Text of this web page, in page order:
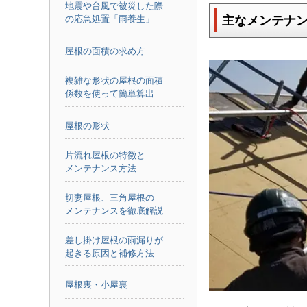
地震や台風で被災した際
の応急処置「雨養生」
屋根の面積の求め方
複雑な形状の屋根の面積
係数を使って簡単算出
屋根の形状
片流れ屋根の特徴と
メンテナンス方法
切妻屋根、三角屋根の
メンテナンスを徹底解説
差し掛け屋根の雨漏りが
起きる原因と補修方法
屋根裏・小屋裏
主なメンテナ